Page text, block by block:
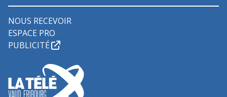
NOUS RECEVOIR
ESPACE PRO
PUBLICITÉ